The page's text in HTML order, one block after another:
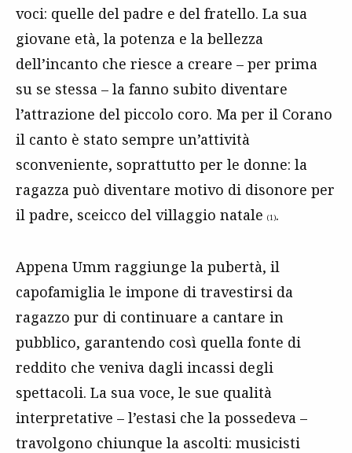
voci: quelle del padre e del fratello. La sua
giovane età, la potenza e la bellezza
dell’incanto che riesce a creare – per prima
su se stessa – la fanno subito diventare
l’attrazione del piccolo coro. Ma per il Corano
il canto è stato sempre un’attività
sconveniente, soprattutto per le donne: la
ragazza può diventare motivo di disonore per
il padre, sceicco del villaggio natale (1).
Appena Umm raggiunge la pubertà, il
capofamiglia le impone di travestirsi da
ragazzo pur di continuare a cantare in
pubblico, garantendo così quella fonte di
reddito che veniva dagli incassi degli
spettacoli. La sua voce, le sue qualità
interpretative – l’estasi che la possedeva –
travolgono chiunque la ascolti: musicisti